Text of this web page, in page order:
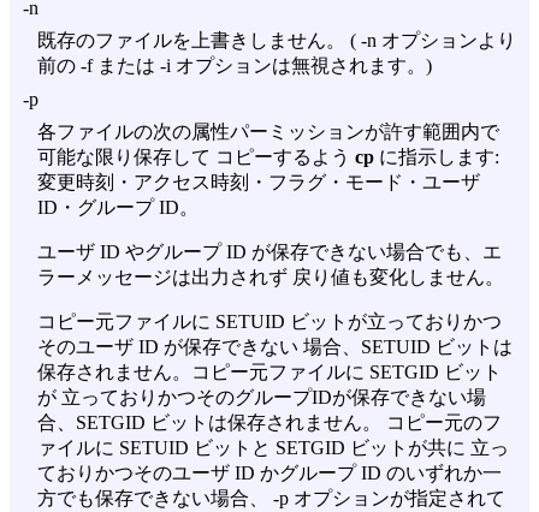
-n
既存のファイルを上書きしません。 ( -n オプションより
前の -fまたは -i オプションは無視されます。)
-p
各ファイルの次の属性パーミッションが許す範囲内で
可能な限り保存して コピーするよう cp に指示します:
変更時刻・アクセス時刻・フラグ・モード・ユーザ
ID・グループ ID。
ユーザ ID やグループ ID が保存できない場合でも、エ
ラーメッセージは出力されず 戻り値も変化しません。
コピー元ファイルに SETUID ビットが立っておりかつ
そのユーザ ID が保存できない 場合、SETUID ビットは
保存されません。コピー元ファイルに SETGID ビット
が 立っておりかつそのグループIDが保存できない場
合、SETGID ビットは保存されません。 コピー元のフ
ァイルに SETUID ビットと SETGID ビットが共に 立っ
ておりかつそのユーザ ID かグループ ID のいずれか一
方でも保存できない場合、 -p オプションが指定されて